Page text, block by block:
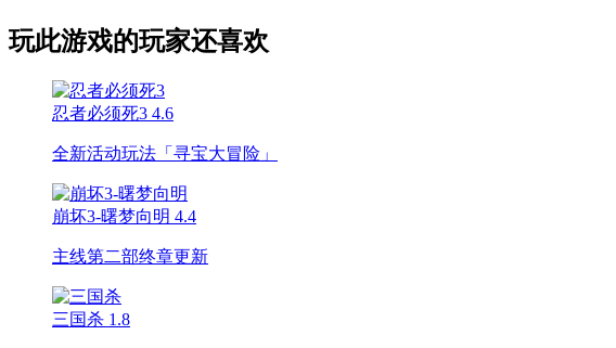
玩此游戏的玩家还喜欢
忍者必须死3 4.6
全新活动玩法「寻宝大冒险」
崩坏3-曙梦向明 4.4
主线第二部终章更新
三国杀 1.8